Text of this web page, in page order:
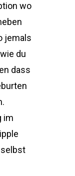
wo
jemals
du
dass
im